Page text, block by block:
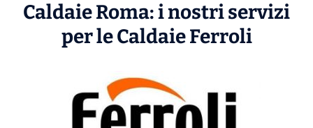
Caldaie Roma: i nostri servizi
per le CaldaieFerroli